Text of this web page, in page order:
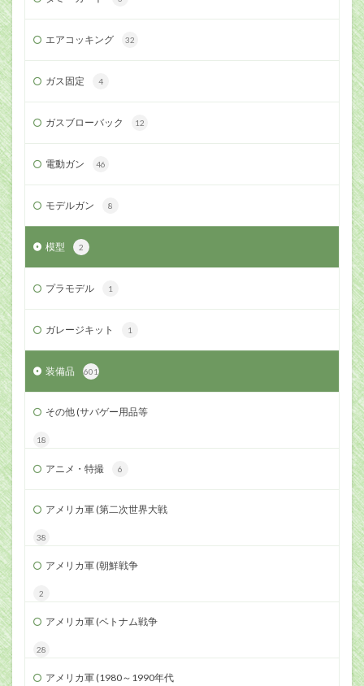
エアコッキング 32
ガス固定 4
ガスブローバック 12
電動ガン 46
モデルガン 8
模型 2
プラモデル 1
ガレージキット 1
装備品 601
その他 (サバゲー用品等
18
アニメ・特撮 6
アメリカ軍 (第二次世界大戦
38
アメリカ軍 (朝鮮戦争
2
アメリカ軍 (ベトナム戦争
28
アメリカ軍 (1980～1990年代